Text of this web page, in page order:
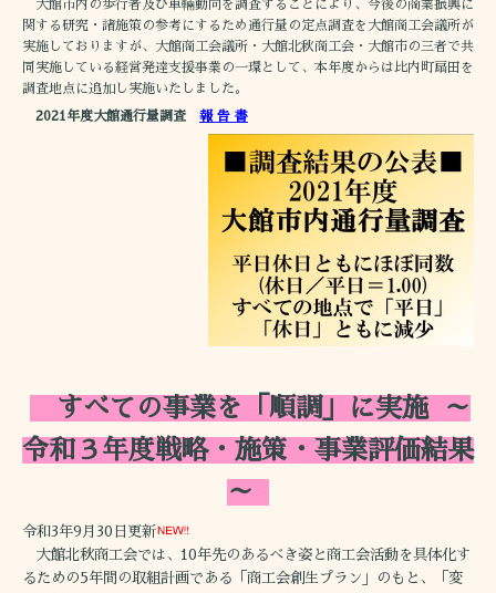
大館市内の歩行者及び車輛動向を調査することにより、今後の商業振興に
関する研究・諸施策の参考にするため通行量の定点調査を大館商工会議所が
実施しておりますが、大館商工会議所・大館北秋商工会・大館市の三者で共
同実施している経営発達支援事業の一環として、本年度からは比内町扇田を
調査地点に追加し実施いたしました。
2021年度大館通行量調査 報 告 書
すべての事業を「順調」に実施
～
令和３年度戦略・施策・事業評価結果
～
令和3年9月30日更新
大館北秋商工会では、10年先のあるべき姿と商工会活動を具体化す
るための5年間の取組計画である「商工会創生プラン」のもと、「変